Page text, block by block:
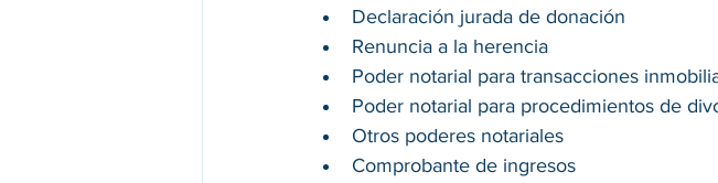
Declaración jurada de donación
Renuncia a la herencia
Poder notarial para transacciones
Poder notarial para procedimientos de
Otros poderes notariales
Comprobante de ingresos